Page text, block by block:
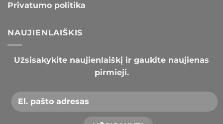
Privatumo politika
NAUJIENLAIŠKIS
Užsisakykite naujienlaiškį ir gaukite naujienas
pirmieji.